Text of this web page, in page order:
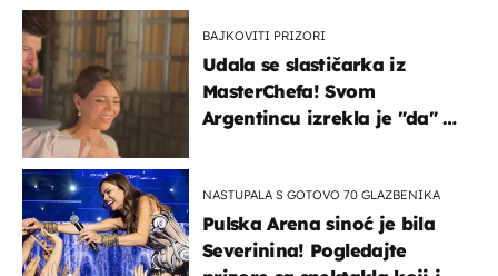
BAJKOVITI PRIZORI
Udala se slastičarka iz
MasterChefa! Svom
Argentincu izrekla je "da" u
NASTUPALA S GOTOVO 70 GLAZBENIKA
Pulska Arena sinoć je bila
Severinina! Pogledajte